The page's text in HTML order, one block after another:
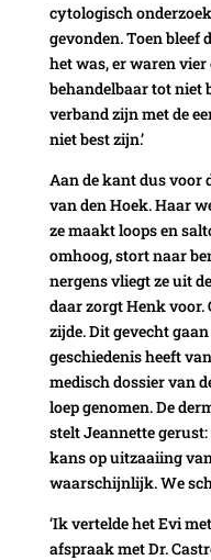
cytologisch
gevonden. Toen bleef
het was, er waren vier
behandelbaar tot niet
verband zijn met de
niet best zijn.’
Aan de kant dus voor
van den Hoek. Haar
ze maakt loops en
omhoog, stort naar
nergens vliegt ze uit
daar zorgt Henk voor.
zijde. Dit gevecht
geschiedenis heeft
medisch dossier van
loep genomen. De
stelt Jeannette
kans op uitzaaiing
waarschijnlijk. We
‘Ik vertelde het Evi
afspraak met Dr.